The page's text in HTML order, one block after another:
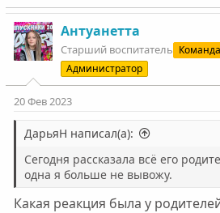
Антуанетта
Старший воспитатель
Администратор
20 Фев 2023
ДарьяН написал(а):
Сегодня рассказала всё его
одна я больше не вывожу.
Какая реакция была у